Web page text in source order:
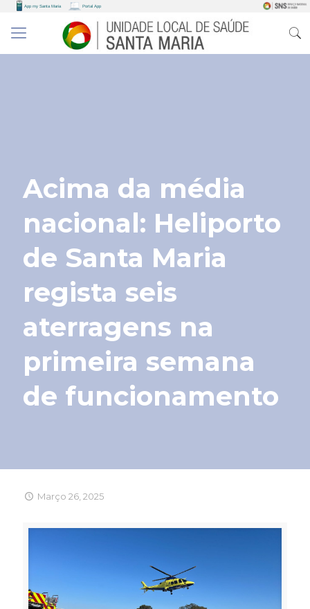
Acima da média
nacional: Heliporto
de Santa Maria
regista seis
aterragens na
primeira semana
de funcionamento
Março 26, 2025